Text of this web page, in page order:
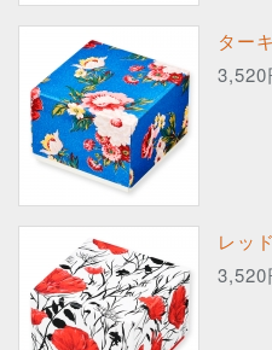
ター
3,520
レッ
3,520